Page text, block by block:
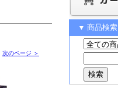
次のページ ＞
▼ 商品検索